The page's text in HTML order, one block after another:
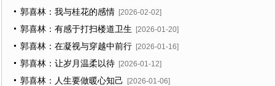
郭喜林：我与桂花的感情 [2026-02-02]
郭喜林：有感于打扫楼道卫生 [2026-01-20]
郭喜林：在凝视与穿越中前行 [2026-01-16]
郭喜林：让岁月温柔以待 [2026-01-12]
郭喜林：人生要做暖心知己 [2026-01-06]